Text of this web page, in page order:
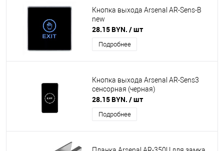
Кнопка выхода Arsenal AR-Sens-B
new
28.15 BYN. / шт
Подробнее
Кнопка выхода Arsenal AR-Sens3
сенсорная (черная)
28.15 BYN. / шт
Подробнее